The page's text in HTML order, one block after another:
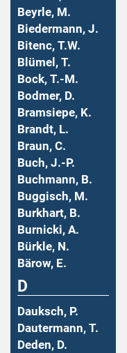
Beyrle, M.
Biedermann, J.
Bitenc, T.W.
Blümel, T.
Bock, T.-M.
Bodmer, D.
Bramsiepe, K.
Brandt, L.
Braun, C.
Buch, J.-P.
Buchmann, B.
Buggisch, M.
Burkhart, B.
Burnicki, A.
Bürkle, N.
Bärow, E.
D
Dauksch, P.
Dautermann, T.
Deden, D.